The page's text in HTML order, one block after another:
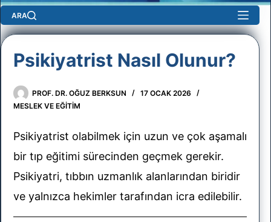
No
ARA
Psikiyatrist Nasıl Olunur?
PROF. DR. OĞUZ BERKSUN
17 OCAK 2026
MESLEK VE EĞITIM
Psikiyatrist olabilmek için uzun ve çok aşamalı
bir tıp eğitimi sürecinden geçmek gerekir.
Psikiyatri, tıbbın uzmanlık alanlarından biridir
ve yalnızca hekimler tarafından icra edilebilir.